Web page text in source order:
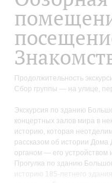
Продолжительность
Сбор группы — на улице,
Экскурсия по зданию
концертных залов мира в
историю, которая
рассказом об истории
органом — его устройством
Прогулка по зданию
историю 185-летнего